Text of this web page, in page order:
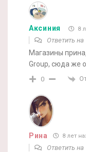
Аксиния 8
Ответить на
Магазины
Group, сюда же
0
Рина 8 лет
Ответить на